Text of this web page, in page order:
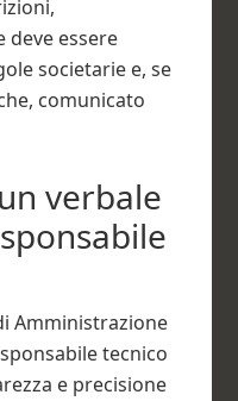
deve essere
societarie e, se
comunicato
verbale
Amministrazione
tecnico
e precisione